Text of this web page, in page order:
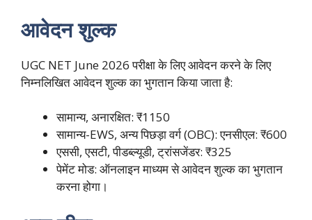
आवेदन शुल्क
UGC NET June 2026 परीक्षा के लिए आवेदन करने के लिए
निम्नलिखित आवेदन शुल्क का भुगतान किया जाता है:
सामान्य, अनारक्षित: ₹1150
सामान्य-EWS, अन्य पिछड़ा वर्ग (OBC): एनसीएल: ₹600
एससी, एसटी, पीडब्ल्यूडी, ट्रांसजेंडर: ₹325
पेमेंट मोड: ऑनलाइन माध्यम से आवेदन शुल्क का भुगतान
करना होगा।